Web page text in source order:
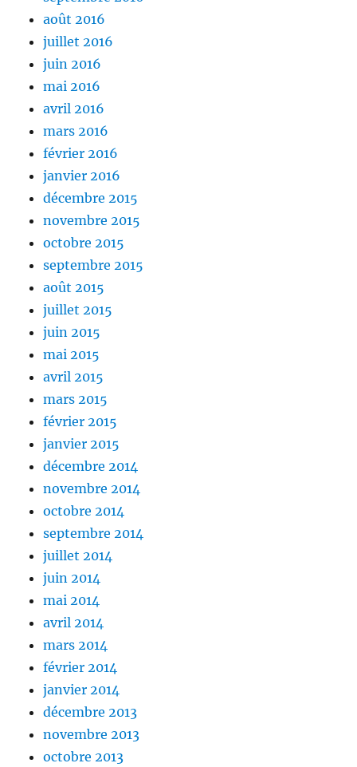
août 2016
juillet 2016
juin 2016
mai 2016
avril 2016
mars 2016
février 2016
janvier 2016
décembre 2015
novembre 2015
octobre 2015
septembre 2015
août 2015
juillet 2015
juin 2015
mai 2015
avril 2015
mars 2015
février 2015
janvier 2015
décembre 2014
novembre 2014
octobre 2014
septembre 2014
juillet 2014
juin 2014
mai 2014
avril 2014
mars 2014
février 2014
janvier 2014
décembre 2013
novembre 2013
octobre 2013